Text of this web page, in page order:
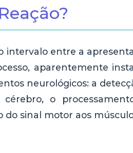
intervalo entre a
aparentemente
neurológicos: a
cérebro, o
sinal motor aos